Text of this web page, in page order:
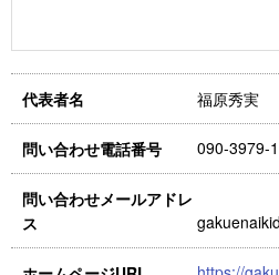
代表者名 福原秀実
問い合わせ電話番号 090-3979-
問い合わせメールアドレ
ス